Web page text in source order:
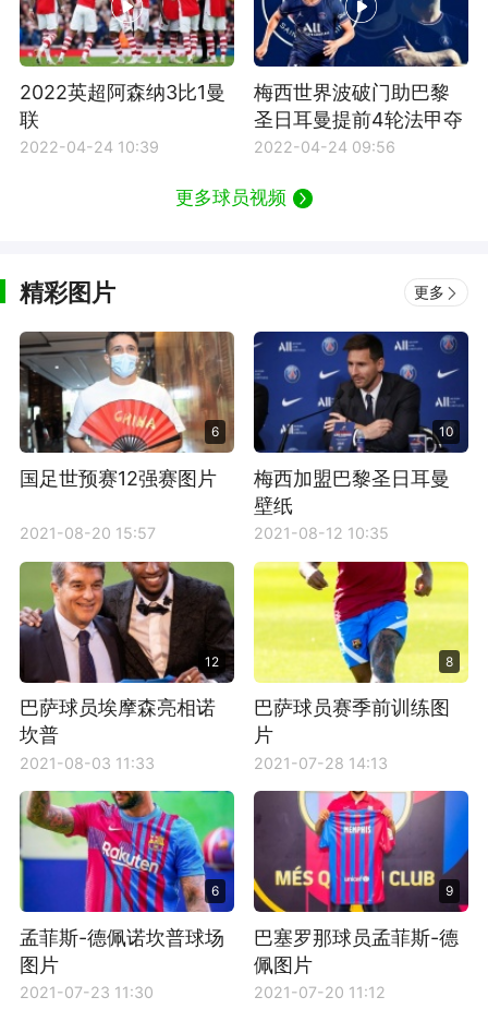
2022英超阿森纳3比1曼
联
2022-04-24 10:39
梅西世界波破门助巴黎
圣日耳曼提前4轮法甲夺
冠
2022-04-24 09:56
更多球员视频
精彩图片 更多
6
国足世预赛12强赛图片
2021-08-20 15:57
10
梅西加盟巴黎圣日耳曼
壁纸
2021-08-12 10:35
12
巴萨球员埃摩森亮相诺
坎普
2021-08-03 11:33
8
巴萨球员赛季前训练图
片
2021-07-28 14:13
6
孟菲斯-德佩诺坎普球场
图片
2021-07-23 11:30
9
巴塞罗那球员孟菲斯-德
佩图片
2021-07-20 11:12